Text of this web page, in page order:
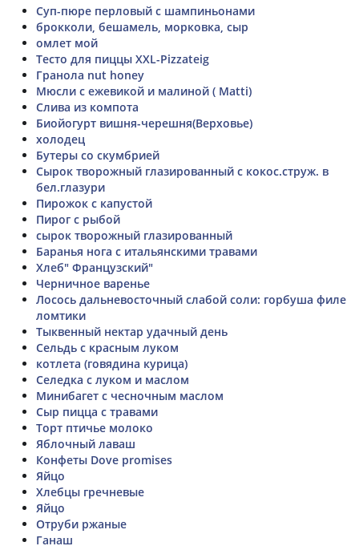
Суп-пюре перловый с шампиньонами
брокколи, бешамель, морковка, сыр
омлет мой
Тесто для пиццы XXL-Pizzateig
Гранола nut honey
Мюсли с ежевикой и малиной ( Matti)
Слива из компота
Биойогурт вишня-черешня(Верховье)
холодец
Бутеры со скумбрией
Сырок творожный глазированный с кокос.струж. в
бел.глазури
Пирожок с капустой
Пирог с рыбой
сырок творожный глазированный
Баранья нога с итальянскими травами
Хлеб" Французский"
Черничное варенье
Лосось дальневосточный слабой соли: горбуша филе
ломтики
Тыквенный нектар удачный день
Сельдь с красным луком
котлета (говядина курица)
Селедка с луком и маслом
Минибагет с чесночным маслом
Сыр пицца с травами
Торт птичье молоко
Яблочный лаваш
Конфеты Dove promises
Яйцо
Хлебцы гречневые
Яйцо
Отруби ржаные
Ганаш